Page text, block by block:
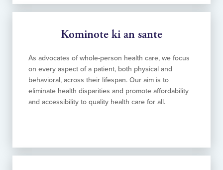
Kominote ki an sante
As advocates of whole-person health care, we focus
on every aspect of a patient, both physical and
behavioral, across their lifespan. Our aim is to
eliminate health disparities and promote affordability
and accessibility to quality health care for all.